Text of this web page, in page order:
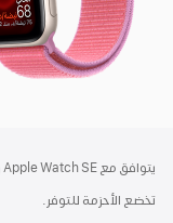
يتوافق مع Apple Watch SE وApple Watch Series 4 أو الإصدارات الأحدث.
تخضع الأحزمة للتوفر.